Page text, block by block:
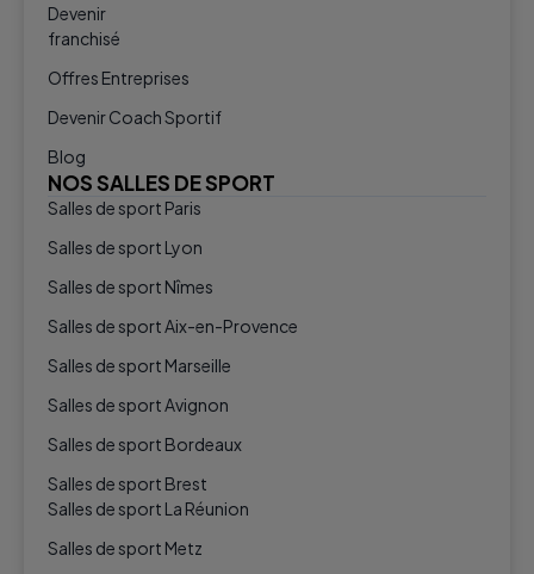
Devenir
franchisé
Offres Entreprises
Devenir Coach Sportif
Blog
NOS SALLES DE SPORT
Salles de sport Paris
Salles de sport Lyon
Salles de sport Nîmes
Salles de sport Aix-en-Provence
Salles de sport Marseille
Salles de sport Avignon
Salles de sport Bordeaux
Salles de sport Brest
Salles de sport La Réunion
Salles de sport Metz